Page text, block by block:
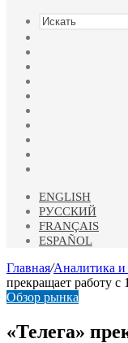
ENGLISH
РУССКИЙ
FRANÇAIS
ESPAÑOL
Главная/Аналитика
прекращает работу с
Обзор рынка
«Телега»